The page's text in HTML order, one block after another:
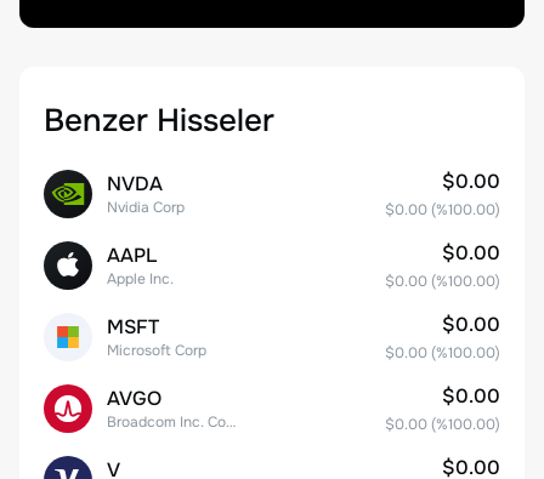
Benzer Hisseler
NVDA
Nvidia Corp
$0.00
$0.00 (%100.00)
AAPL
Apple Inc.
$0.00
$0.00 (%100.00)
MSFT
Microsoft Corp
$0.00
$0.00 (%100.00)
AVGO
Broadcom Inc. Common Stock
$0.00
$0.00 (%100.00)
V $0.00